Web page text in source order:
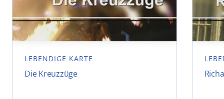
LEBENDIGE KARTE
Die Kreuzzüge